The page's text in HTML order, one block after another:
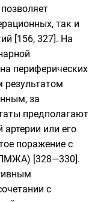
так и
[156, 327]. На
периферических
результатом
за
предполагают
или его
поражение с
ПМЖА) [328—330].
с